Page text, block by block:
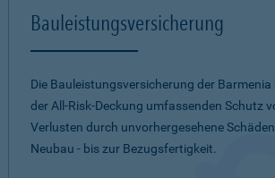
Bauleistungsversicherung
Die Bauleistungsversicherung der
der All-Risk-Deckung umfassenden Schutz
Verlusten durch unvorhergesehene
Neubau - bis zur Bezugsfertigkeit.